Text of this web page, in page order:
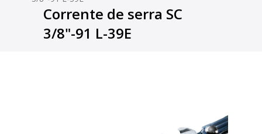
Corrente de serra SC
3/8"-91 L-39E